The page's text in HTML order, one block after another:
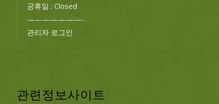
공휴일 : Closed
———————-
관리자 로그인
관련정보사이트